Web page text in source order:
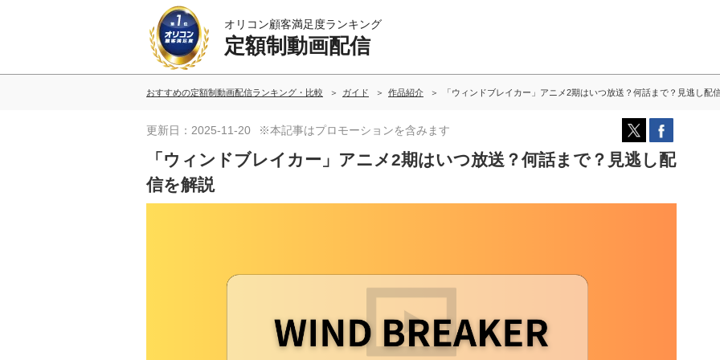
オリコン顧客満足度ランキング
定額制動画配信
おすすめの定額制動画配信ランキング・比較 ガイド 作品紹介 「ウィンドブレイカー」アニメ2期はいつ放送？何話まで？見逃し配
更新日：2025-11-20 ※本記事はプロモーションを含みます
「ウィンドブレイカー」アニメ2期はいつ放送？何話まで？見逃し配
信を解説